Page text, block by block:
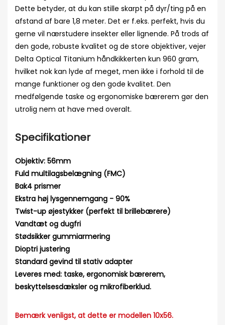
Dette betyder, at du kan stille skarpt på dyr/ting på en
afstand af bare 1,8 meter. Det er f.eks. perfekt, hvis du
gerne vil nærstudere insekter eller lignende. På trods af
den gode, robuste kvalitet og de store objektiver, vejer
Delta Optical Titanium håndkikkerten kun 960 gram,
hvilket nok kan lyde af meget, men ikke i forhold til de
mange funktioner og den gode kvalitet. Den
medfølgende taske og ergonomiske bærerem gør den
utrolig nem at have med overalt.
Specifikationer
Objektiv: 56mm
Fuld multilagsbelægning (FMC)
Bak4 prismer
Ekstra høj lysgennemgang - 90%
Twist-up øjestykker (perfekt til brillebærere)
Vandtæt og dugfri
Stødsikker gummiarmering
Dioptri justering
Standard gevind til stativ adapter
Leveres med: taske, ergonomisk bærerem,
beskyttelsesdæksler og mikrofiberklud.
Bemærk venligst, at dette er modellen 10x56.